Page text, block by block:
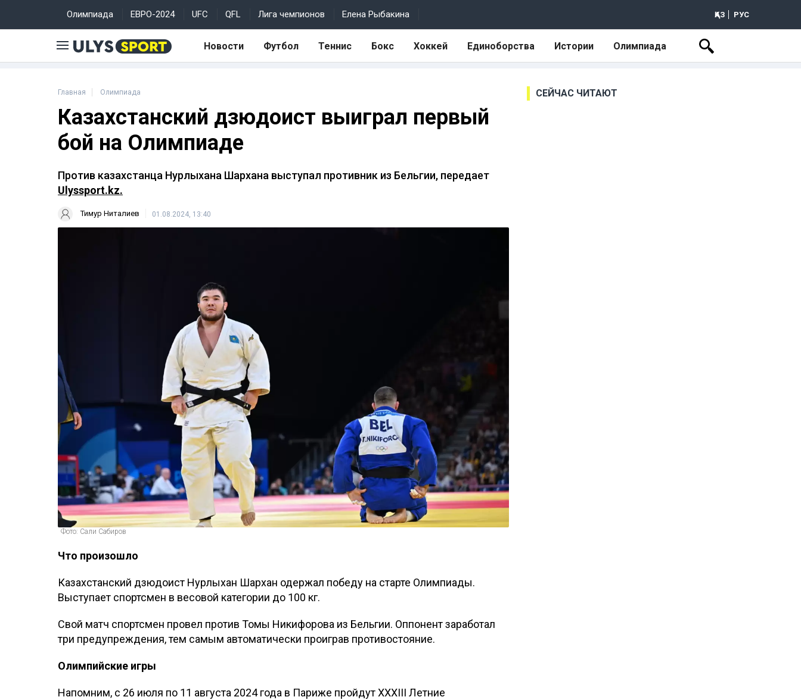
Олимпиада ЕВРО-2024 UFC QFL Лига чемпионов Елена Рыбакина ҚАЗ РУС
Новости Футбол Теннис Бокс Хоккей Единоборства Истории Олимпиада
Главная Олимпиада
Казахстанский дзюдоист выиграл первый
бой на Олимпиаде
Против казахстанца Нурлыхана Шархана выступал противник из Бельгии, передает
Ulyssport.kz.
Тимур Ниталиев 01.08.2024, 13:40
Фото: Сали Сабиров
Что произошло
Казахстанский дзюдоист Нурлыхан Шархан одержал победу на старте Олимпиады.
Выступает спортсмен в весовой категории до 100 кг.
Свой матч спортсмен провел против Томы Никифорова из Бельгии. Оппонент заработал
три предупреждения, тем самым автоматически проиграв противостояние.
Олимпийские игры
Напомним, с 26 июля по 11 августа 2024 года в Париже пройдут XXXIII Летние
СЕЙЧАС ЧИТАЮТ